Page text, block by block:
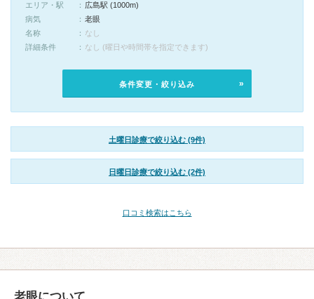
エリア・駅
広島駅 (1000m)
病気
老眼
名称
なし
詳細条件
なし (曜日や時間帯を指定できます)
条件変更・絞り込み
土曜日診療で絞り込む (9件)
日曜日診療で絞り込む (2件)
口コミ検索はこちら